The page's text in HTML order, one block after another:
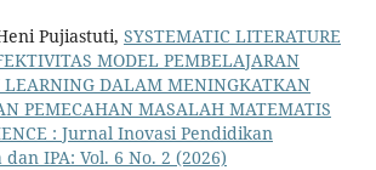
Pujiastuti, SYSTEMATIC LITERATURE
MODEL PEMBELAJARAN
LEARNING DALAM MENINGKATKAN
PEMECAHAN MASALAH MATEMATIS
: Jurnal Inovasi Pendidikan
IPA: Vol. 6 No. 2 (2026)